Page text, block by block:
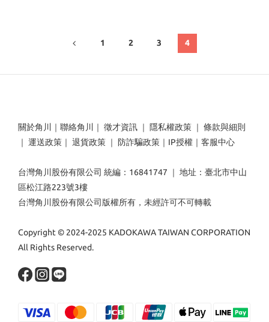
1 2 3 4
關於角川 ｜ 聯絡角川 ｜ 徵才資訊 ｜ 隱私權政策 ｜ 條款與細則
｜ 運送政策 ｜ 退貨政策 ｜ 防詐騙政策 ｜ IP授權 ｜ 客服中心
台灣角川股份有限公司 統編：16841747 ｜ 地址：臺北市中山
區松江路223號3樓
台灣角川股份有限公司版權所有，未經許可不可轉載
Copyright © 2024-2025 KADOKAWA TAIWAN CORPORATION
All Rights Reserved.